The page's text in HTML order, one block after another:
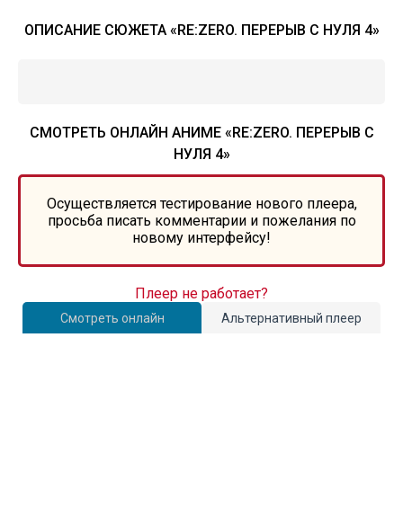
ОПИСАНИЕ СЮЖЕТА «RE:ZERO. ПЕРЕРЫВ С НУЛЯ 4»
СМОТРЕТЬ ОНЛАЙН АНИМЕ «RE:ZERO. ПЕРЕРЫВ С
НУЛЯ 4»
Осуществляется тестирование нового плеера,
просьба писать комментарии и пожелания по
новому интерфейсу!
Смотреть онлайн Альтернативный плеер
Плеер не работает?